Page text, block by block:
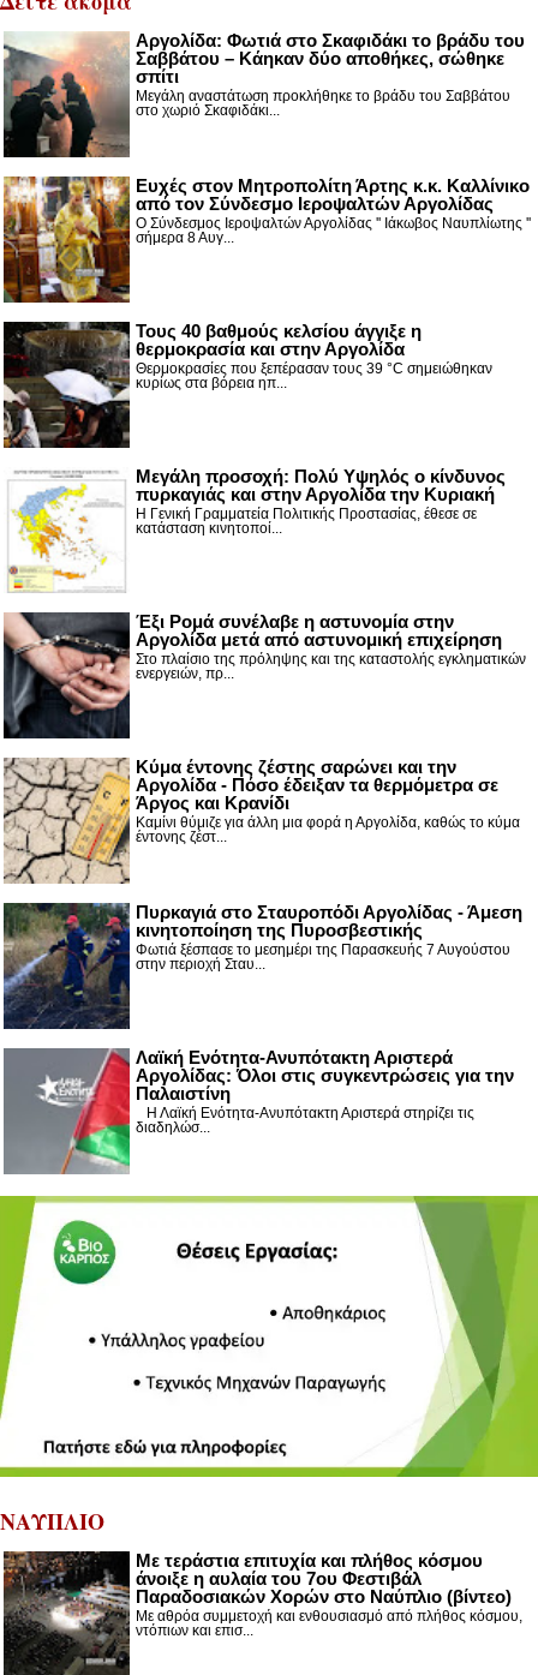
Αργολίδα: Φωτιά στο Σκαφιδάκι το βράδυ του
Σαββάτου – Κάηκαν δύο αποθήκες, σώθηκε
σπίτι
Μεγάλη αναστάτωση προκλήθηκε το βράδυ του Σαββάτου
στο χωριό Σκαφιδάκι...
Ευχές στον Μητροπολίτη Άρτης κ.κ. Καλλίνικο
από τον Σύνδεσμο Ιεροψαλτών Αργολίδας
Ο Σύνδεσμος Ιεροψαλτών Αργολίδας '' Ιάκωβος Ναυπλίωτης ''
σήμερα 8 Αυγ...
Τους 40 βαθμούς κελσίου άγγιξε η
θερμοκρασία και στην Αργολίδα
Θερμοκρασίες που ξεπέρασαν τους 39 °C σημειώθηκαν
κυρίως στα βόρεια ηπ...
Μεγάλη προσοχή: Πολύ Υψηλός ο κίνδυνος
πυρκαγιάς και στην Αργολίδα την Κυριακή
Η Γενική Γραμματεία Πολιτικής Προστασίας, έθεσε σε
κατάσταση κινητοποί...
Έξι Ρομά συνέλαβε η αστυνομία στην
Αργολίδα μετά από αστυνομική επιχείρηση
Στο πλαίσιο της πρόληψης και της καταστολής εγκληματικών
ενεργειών, πρ...
Κύμα έντονης ζέστης σαρώνει και την
Αργολίδα - Πόσο έδειξαν τα θερμόμετρα σε
Άργος και Κρανίδι
Καμίνι θύμιζε για άλλη μια φορά η Αργολίδα, καθώς το κύμα
έντονης ζέστ...
Πυρκαγιά στο Σταυροπόδι Αργολίδας - Άμεση
κινητοποίηση της Πυροσβεστικής
Φωτιά ξέσπασε το μεσημέρι της Παρασκευής 7 Αυγούστου
στην περιοχή Σταυ...
Λαϊκή Ενότητα-Ανυπότακτη Αριστερά
Αργολίδας: Όλοι στις συγκεντρώσεις για την
Παλαιστίνη
Η Λαϊκή Ενότητα-Ανυπότακτη Αριστερά στηρίζει τις
διαδηλώσ...
ΝΑΥΠΛΙΟ
Με τεράστια επιτυχία και πλήθος κόσμου
άνοιξε η αυλαία του 7ου Φεστιβάλ
Παραδοσιακών Χορών στο Ναύπλιο (βίντεο)
Με αθρόα συμμετοχή και ενθουσιασμό από πλήθος κόσμου,
ντόπιων και επισ...